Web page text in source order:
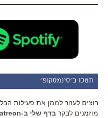
תמכו ב"סינמסקופ"
רוצים לעזור לממן את פעילות
מוזמנים לבקר בדף שלי ב-Patreon